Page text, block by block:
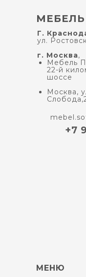
МЕНЮ
МЕБЕЛЬ
Г.
ул.
г. Москва,
Мебель
22-й
шоссе
Москва,
+7